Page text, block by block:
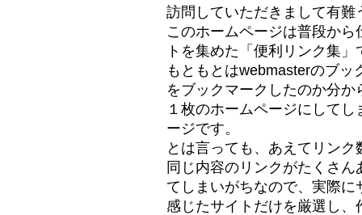
訪問していただきまして有難
このホームページは普段か
トを集めた「便利リンク集」
もともとはwebmasterのブ
をブックマークしたのか分
１枚のホームページにして
ージです。
とは言っても、あえてリン
同じ内容のリンクがたくさ
てしまいがちなので、実際
感じたサイトだけを厳選し、